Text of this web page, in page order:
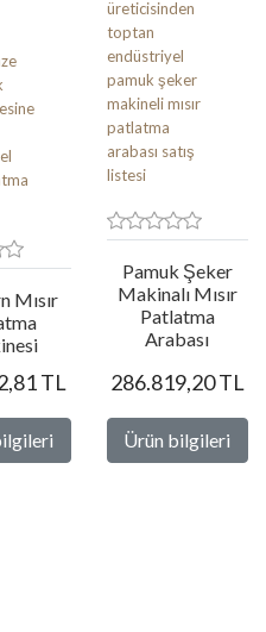
Mısır
TL
Pamuk Şeker
Makinalı Mısır
Patlatma
Arabası
286.819,20 TL
Ürün bilgileri